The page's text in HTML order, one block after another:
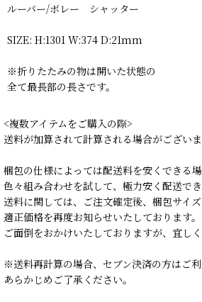
ルーバー/ボレー シャッター
SIZE: H:1301 W:374 D:21mm
※折りたたみの物は開いた状態の
全て最長部の長さです。
<複数アイテムをご購入の際>
送料が加算されて計算される場合がございま
梱包の仕様によっては配送料を安くできる場
色々組み合わせを試して、極力安く配送で
送料に関しては、ご注文確定後、梱包サイ
適正価格を再度お知らせいたしております。
ご面倒をおかけいたしておりますが、宜しく
※送料再計算の場合、セブン決済の方はご
あらかじめご了承ください。